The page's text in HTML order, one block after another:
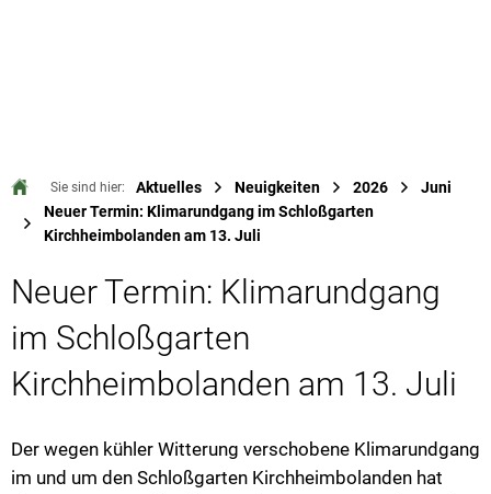
Sie sind hier: Aktuelles Neuigkeiten 2026
Juni
Neuer Termin: Klimarundgang im Schloßgarten
Kirchheimbolanden am 13. Juli
Neuer Termin: Klimarundgang
im Schloßgarten
Kirchheimbolanden am 13. Juli
Der wegen kühler Witterung verschobene Klimarundgang
im und um den Schloßgarten Kirchheimbolanden hat